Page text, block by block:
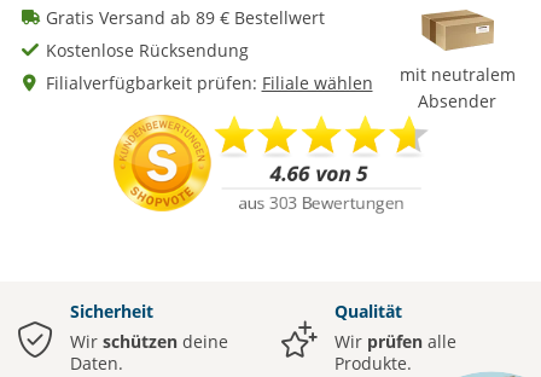
Gratis Versand ab 89 € Bestellwert
Kostenlose Rücksendung
Filialverfügbarkeit prüfen: Filiale wählen
mit neutralem
Absender
Sicherheit
Wir schützen deine
Daten.
Qualität
Wir prüfen alle
Produkte.